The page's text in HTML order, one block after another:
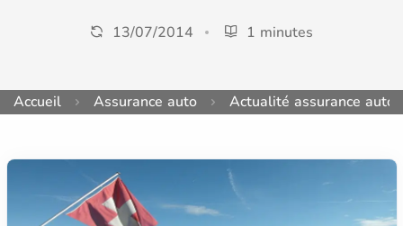
13/07/2014 1 minutes
Accueil Assurance auto Actualité assurance auto